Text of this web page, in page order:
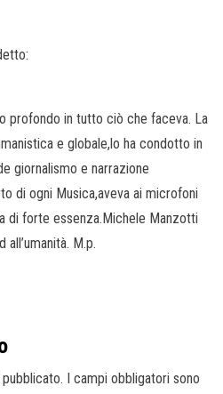
profondo in tutto ciò che faceva. La
e globale,lo ha condotto in
giornalismo e narrazione
di ogni Musica,aveva ai microfoni
di forte essenza.Michele Manzotti
all’umanità. M.p.
pubblicato.
I campi obbligatori sono